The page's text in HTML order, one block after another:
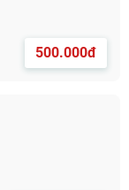
500.000đ